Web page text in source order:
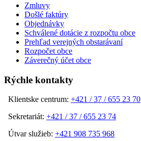
Zmluvy
Došlé faktúry
Objednávky
Schválené dotácie z rozpočtu obce
Prehľad verejných obstarávaní
Rozpočet obce
Záverečný účet obce
Rýchle kontakty
Klientske centrum: +421 / 37 / 655 23 70
Sekretariát: +421 / 37 / 655 23 74
Útvar služieb: +421 908 735 968